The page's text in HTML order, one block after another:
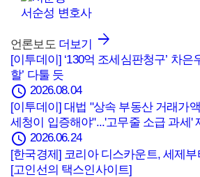
서순성 변호사
언론보도 더보기
[이투데이] ‘130억 조세심판청구’ 차은
할’ 다툴 듯
schedule 2026.08.04
[이투데이] 대법 "상속 부동산 거래가
세청이 입증해야"...'고무줄 소급 과세'
schedule 2026.06.24
[한국경제] 코리아 디스카운트, 세제
[고인선의 택스인사이트]